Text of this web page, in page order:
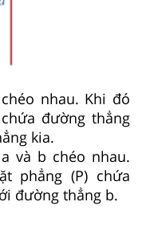
nhau. Khi đó
đường thẳng
kia.
và b chéo nhau.
phẳng (P) chứa
đường thẳng b.